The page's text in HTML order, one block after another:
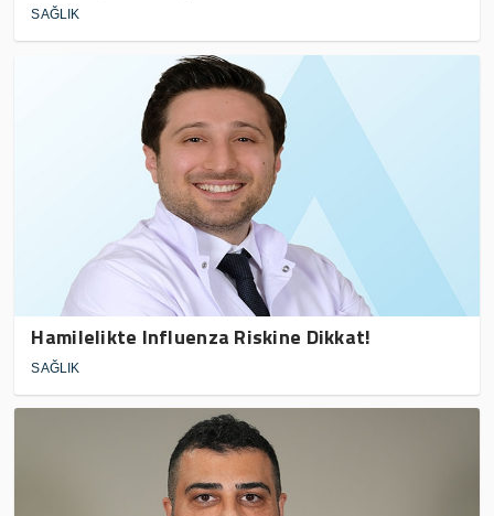
SAĞLIK
Hamilelikte Influenza Riskine Dikkat!
SAĞLIK